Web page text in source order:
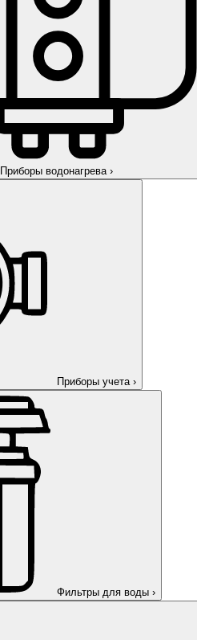
Приборы водонагрева ›
Приборы учета ›
Фильтры для воды ›